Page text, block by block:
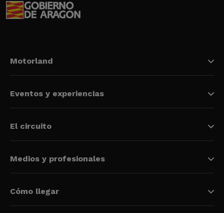
Motorland
Eventos y experiencias
El circuito
Medios y profesionales
Cómo llegar